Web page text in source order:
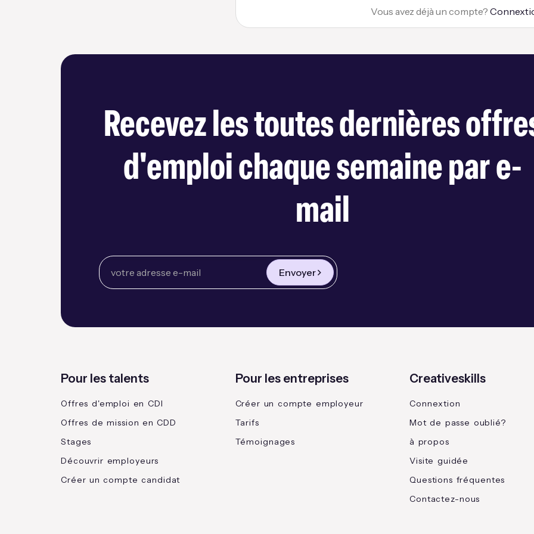
Vous avez déjà un compte?
Recevez les toutes dernières
d'emploi chaque semaine par e-
mail
Envoyer
Pour les talents
Offres d'emploi en CDI
Offres de mission en CDD
Stages
Découvrir employeurs
Créer un compte candidat
Pour les entreprises
Créer un compte employeur
Tarifs
Témoignages
Creativeskills
Connextion
Mot de passe oublié?
à propos
Visite guidée
Questions fréquentes
Contactez-nous